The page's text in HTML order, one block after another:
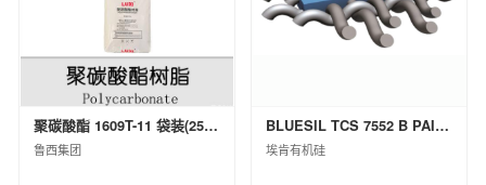
上海克劳斯玛菲机械有限公司
天华化工机械及自动化研究设计院有限公司
福建天华智能装备有限公司
益阳橡胶塑料机械集团有限公司
桂林橡胶机械有限公司
蓝星（北京）化工机械有限公司
聚碳酸酯 1609T-11 袋装(25kg)
鲁西集团
BLUESIL TCS 7552 B PAIL P 20KG
埃肯有机硅